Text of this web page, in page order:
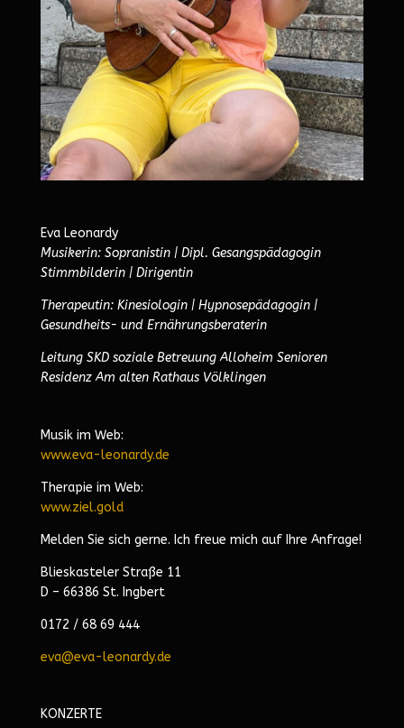
Eva Leonardy
Musikerin: Sopranistin | Dipl. Gesangspädagogin
Stimmbilderin | Dirigentin
Therapeutin: Kinesiologin | Hypnosepädagogin |
Gesundheits- und Ernährungsberaterin
Leitung SKD soziale Betreuung Alloheim Senioren
Residenz Am alten Rathaus Völklingen
Musik im Web:
www.eva-leonardy.de
Therapie im Web:
www.ziel.gold
Melden Sie sich gerne. Ich freue mich auf Ihre Anfrage!
Blieskasteler Straße 11
D – 66386 St. Ingbert
0172 / 68 69 444
eva@eva-leonardy.de
KONZERTE